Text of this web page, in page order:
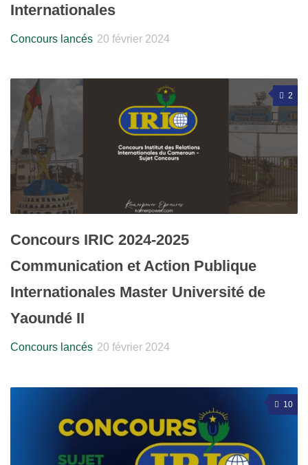
Internationales
Concours lancés 20 février 2024
2
Concours IRIC 2024-2025
Communication et Action Publique
Internationales Master Université de
Yaoundé II
Concours lancés 20 février 2024
10